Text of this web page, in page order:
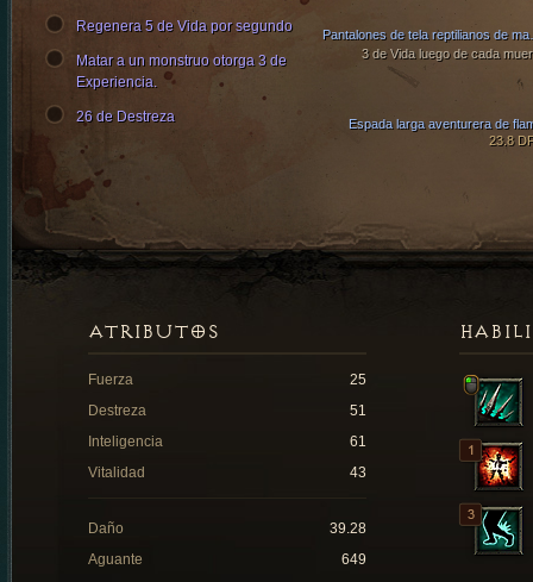
3 de Vida luego de cada
Espada larga aventurera de
23.8
Regenera 5 de Vida por segundo
Matar a un monstruo otorga 3 de
Experiencia.
26 de Destreza
ATRIBUTOS
Fuerza
25
Destreza
51
Inteligencia
61
Vitalidad
43
Daño
39.28
Aguante
649